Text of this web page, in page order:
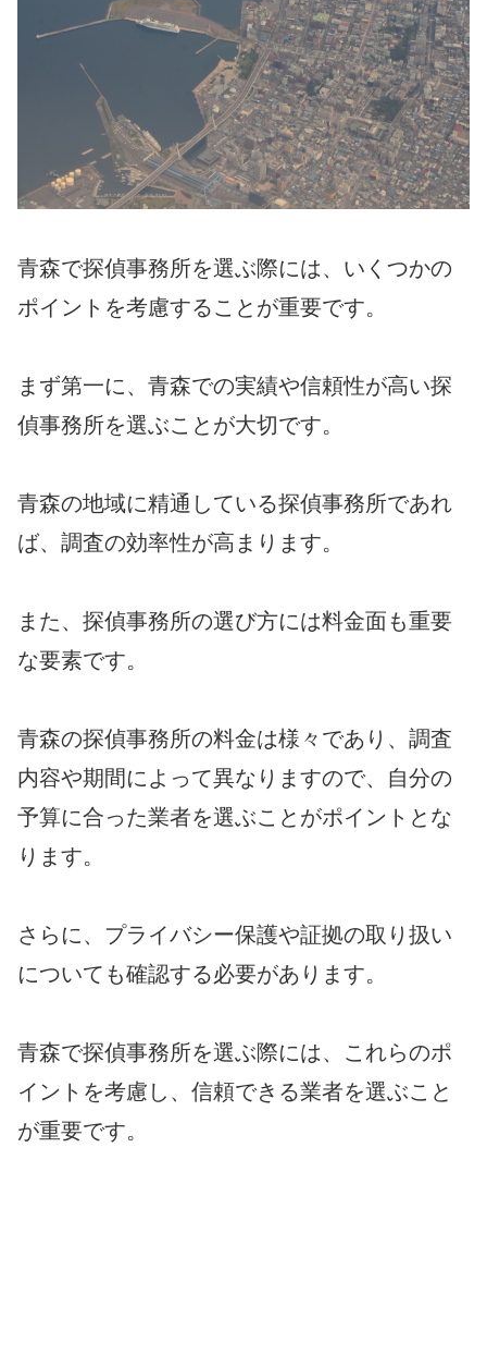
青森で探偵事務所を選ぶ際には、いくつかの
ポイントを考慮することが重要です。
まず第一に、青森での実績や信頼性が高い探
偵事務所を選ぶことが大切です。
青森の地域に精通している探偵事務所であれ
ば、調査の効率性が高まります。
また、探偵事務所の選び方には料金面も重要
な要素です。
青森の探偵事務所の料金は様々であり、調査
内容や期間によって異なりますので、自分の
予算に合った業者を選ぶことがポイントとな
ります。
さらに、プライバシー保護や証拠の取り扱い
についても確認する必要があります。
青森で探偵事務所を選ぶ際には、これらのポ
イントを考慮し、信頼できる業者を選ぶこと
が重要です。